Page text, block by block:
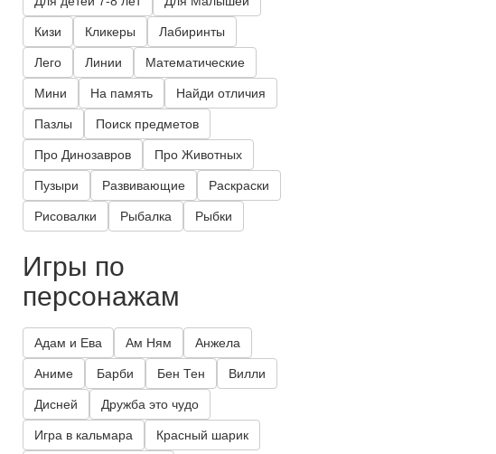
Кизи Кликеры Лабиринты
Лего Линии Математические
Мини На память Найди отличия
Пазлы Поиск предметов
Про Динозавров Про Животных
Пузыри Развивающие Раскраски
Рисовалки Рыбалка Рыбки
Игры по
персонажам
Адам и Ева Ам Ням Анжела
Аниме Барби Бен Тен Вилли
Дисней Дружба это чудо
Игра в кальмара Красный шарик